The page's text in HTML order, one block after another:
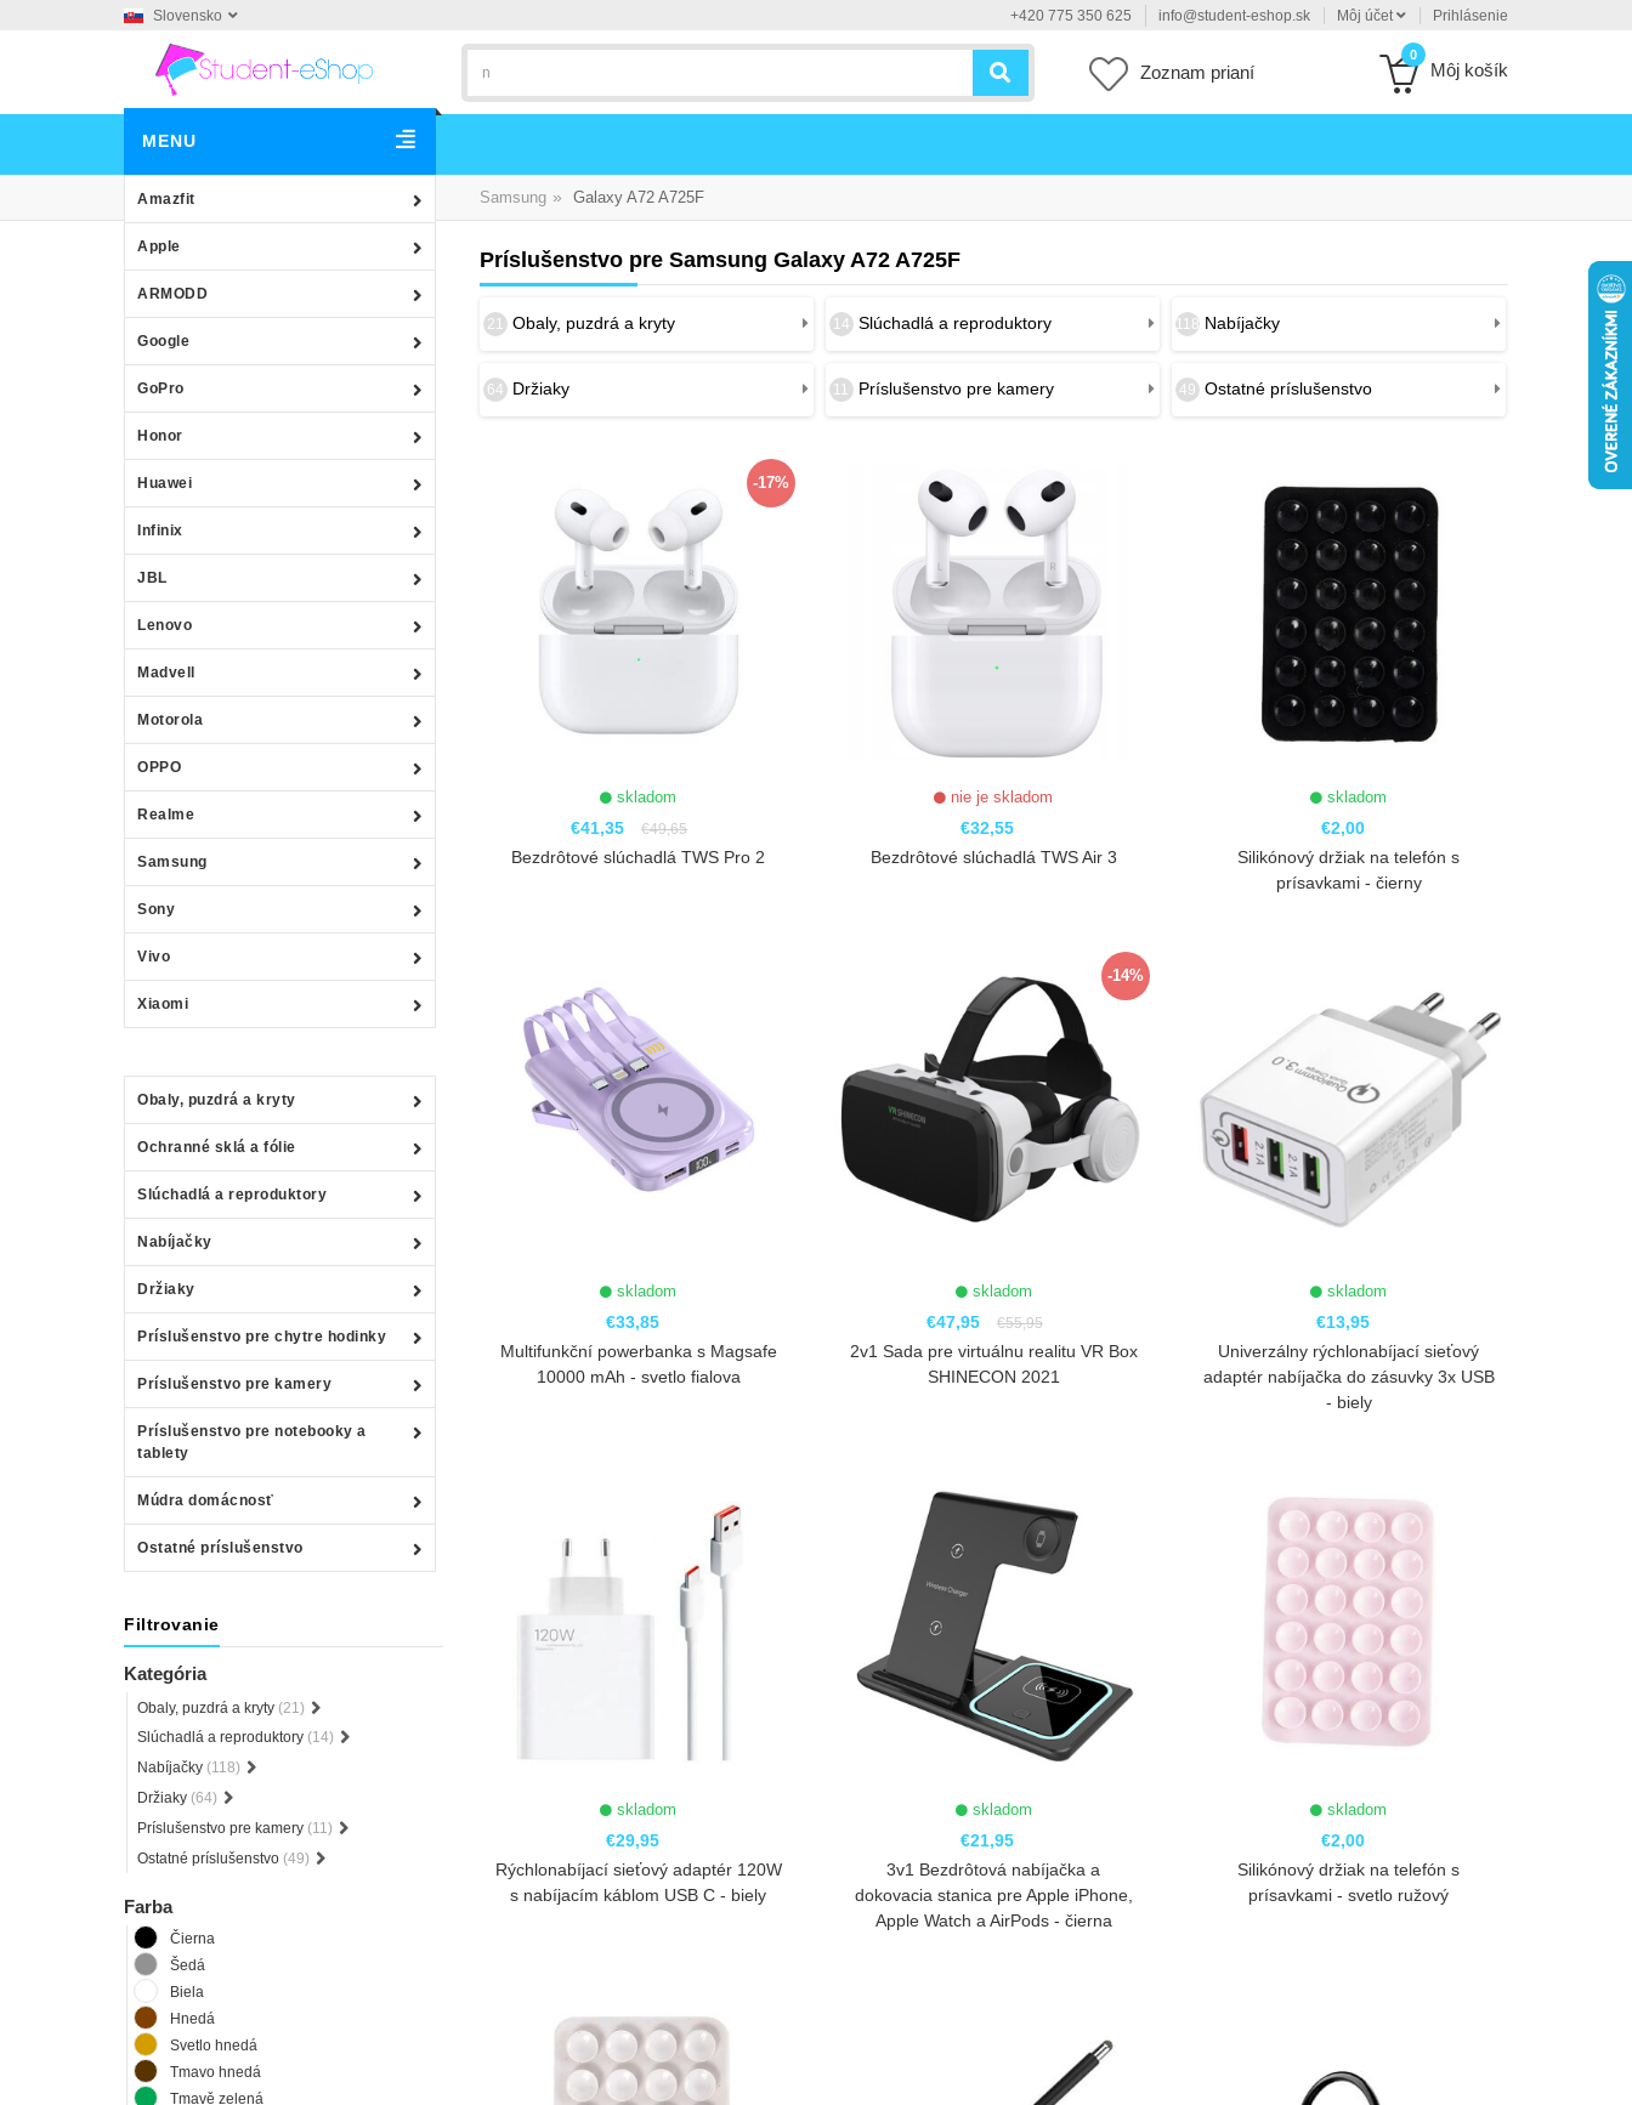
Slovensko +420 775 350 625 info@student-eshop.sk Môj účet Prihlásenie
Zoznam prianí
0
Môj košík
MENU
Amazfit
Apple
ARMODD
Google
GoPro
Honor
Huawei
Infinix
JBL
Lenovo
Madvell
Motorola
OPPO
Realme
Samsung
Sony
Vivo
Xiaomi
Obaly, puzdrá a kryty
Ochranné sklá a fólie
Slúchadlá a reproduktory
Nabíjačky
Držiaky
Príslušenstvo pre chytre hodinky
Príslušenstvo pre kamery
Príslušenstvo pre notebooky a
tablety
Múdra domácnosť
Ostatné príslušenstvo
Samsung » Galaxy A72 A725F
Filtrovanie
Kategória
Obaly, puzdrá a kryty (21)
Slúchadlá a reproduktory (14)
Nabíjačky (118)
Držiaky (64)
Príslušenstvo pre kamery (11)
Ostatné príslušenstvo (49)
Farba
Čierna
Šedá
Biela
Hnedá
Svetlo hnedá
Tmavo hnedá
Tmavě zelená
Príslušenstvo pre Samsung Galaxy A72 A725F
21 Obaly, puzdrá a kryty 14 Slúchadlá a reproduktory 118 Nabíjačky
64 Držiaky 11 Príslušenstvo pre kamery 49 Ostatné príslušenstvo
-17%
skladom
€41,35 €49,65
Bezdrôtové slúchadlá TWS Pro 2
nie je skladom
€32,55
Bezdrôtové slúchadlá TWS Air 3
skladom
€2,00
Silikónový držiak na telefón s
prísavkami - čierny
skladom
€33,85
Multifunkční powerbanka s Magsafe
10000 mAh - svetlo fialova
-14%
skladom
€47,95 €55,95
2v1 Sada pre virtuálnu realitu VR Box
SHINECON 2021
skladom
€13,95
Univerzálny rýchlonabíjací sieťový
adaptér nabíjačka do zásuvky 3x USB
- biely
skladom
€29,95
Rýchlonabíjací sieťový adaptér 120W
s nabíjacím káblom USB C - biely
skladom
€21,95
3v1 Bezdrôtová nabíjačka a
dokovacia stanica pre Apple iPhone,
Apple Watch a AirPods - čierna
skladom
€2,00
Silikónový držiak na telefón s
prísavkami - svetlo ružový